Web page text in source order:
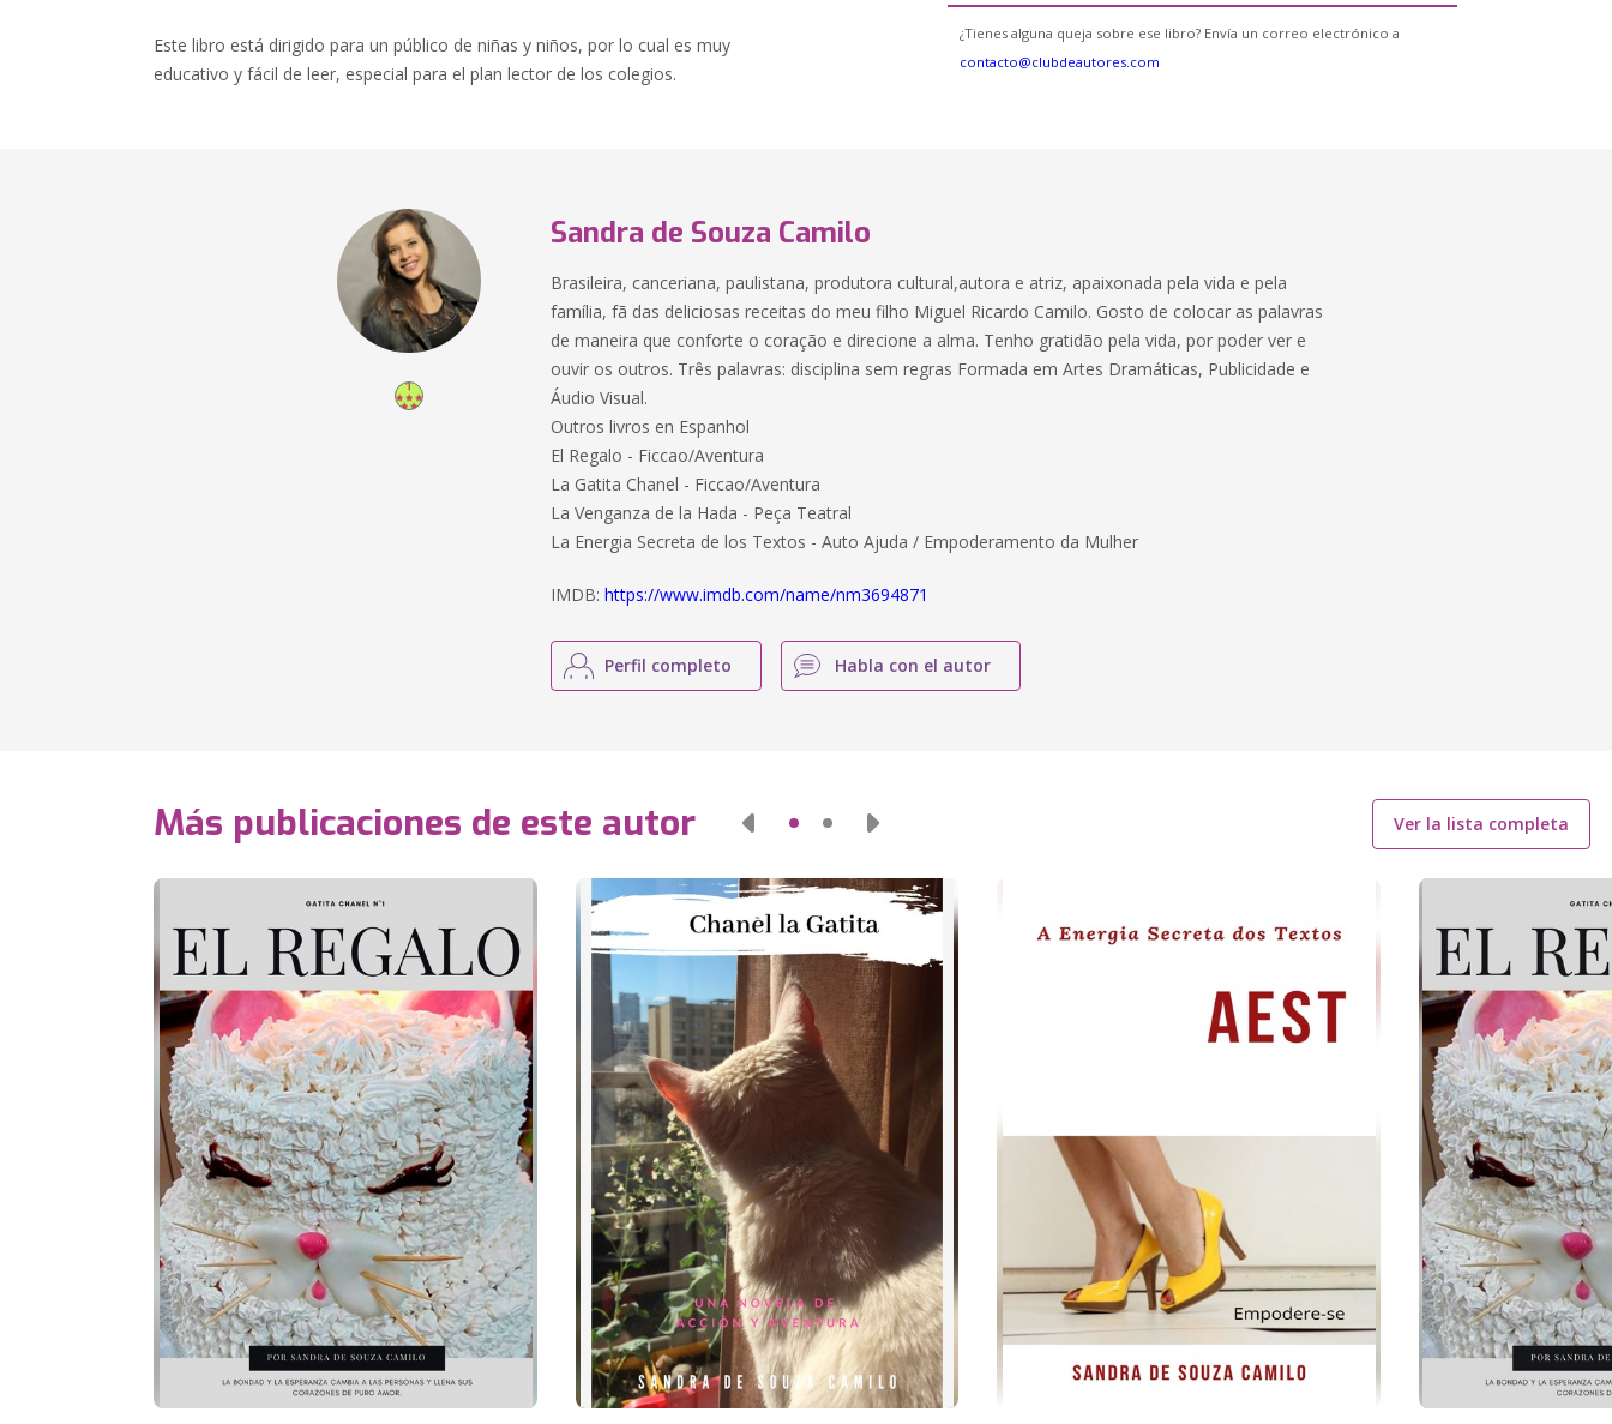
Este libro está dirigido para un público de niñas y niños, por lo cual es muy
educativo y fácil de leer, especial para el plan lector de los colegios.
¿Tienes alguna queja sobre ese libro? Envía un correo electrónico a
contacto@clubdeautores.com
Sandra de Souza Camilo
Brasileira, canceriana, paulistana, produtora cultural,autora e atriz, apaixonada pela vida e pela
família, fã das deliciosas receitas do meu filho Miguel Ricardo Camilo. Gosto de colocar as palavras
de maneira que conforte o coração e direcione a alma. Tenho gratidão pela vida, por poder ver e
ouvir os outros. Três palavras: disciplina sem regras Formada em Artes Dramáticas, Publicidade e
Áudio Visual.
Outros livros en Espanhol
El Regalo - Ficcao/Aventura
La Gatita Chanel - Ficcao/Aventura
La Venganza de la Hada - Peça Teatral
La Energia Secreta de los Textos - Auto Ajuda / Empoderamento da Mulher
IMDB:https://www.imdb.com/name/nm3694871
Perfil completo Habla con el autor
Más publicaciones de este autor Ver la lista completa